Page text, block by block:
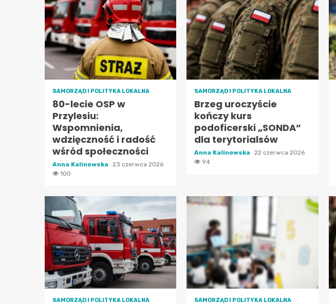
SAMORZĄD I POLITYKA LOKALNA
80-lecie OSP w
Przylesiu:
Wspomnienia,
wdzięczność i radość
wśród społeczności
Anna Kalinowska
23 czerwca 2026
100
SAMORZĄD I POLITYKA LOKALNA
Brzeg uroczyście
kończy kurs
podoficerski „SONDA”
dla terytorialsów
Anna Kalinowska
22 czerwca 2026
94
SAMORZĄD I POLITYKA LOKALNA SAMORZĄD I POLITYKA LOKALNA